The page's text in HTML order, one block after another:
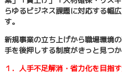
らゆるビジネス課題に対応する幅
す。
新規事業の立ち上げから職場環境
手を後押しする制度がきっと見つか
１．人手不足解消・省力化を目指